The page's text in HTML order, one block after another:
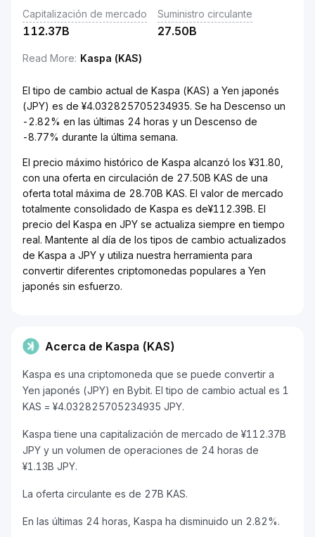
Capitalización de mercado
112.37B
Suministro circulante
27.50B
Read More: Kaspa (KAS)
El tipo de cambio actual de Kaspa (KAS) a Yen japonés
(JPY) es de ¥4.032825705234935. Se ha Descenso un
-2.82% en las últimas 24 horas y un Descenso de
-8.77% durante la última semana.
El precio máximo histórico de Kaspa alcanzó los ¥31.80,
con una oferta en circulación de 27.50B KAS de una
oferta total máxima de 28.70B KAS. El valor de mercado
totalmente consolidado de Kaspa es de¥112.39B. El
precio del Kaspa en JPY se actualiza siempre en tiempo
real. Mantente al día de los tipos de cambio actualizados
de Kaspa a JPY y utiliza nuestra herramienta para
convertir diferentes criptomonedas populares a Yen
japonés sin esfuerzo.
Acerca de Kaspa (KAS)
Kaspa es una criptomoneda que se puede convertir a
Yen japonés (JPY) en Bybit. El tipo de cambio actual es 1
KAS = ¥4.032825705234935 JPY.
Kaspa tiene una capitalización de mercado de ¥112.37B
JPY y un volumen de operaciones de 24 horas de
¥1.13B JPY.
La oferta circulante es de 27B KAS.
En las últimas 24 horas, Kaspa ha disminuido un 2.82%.